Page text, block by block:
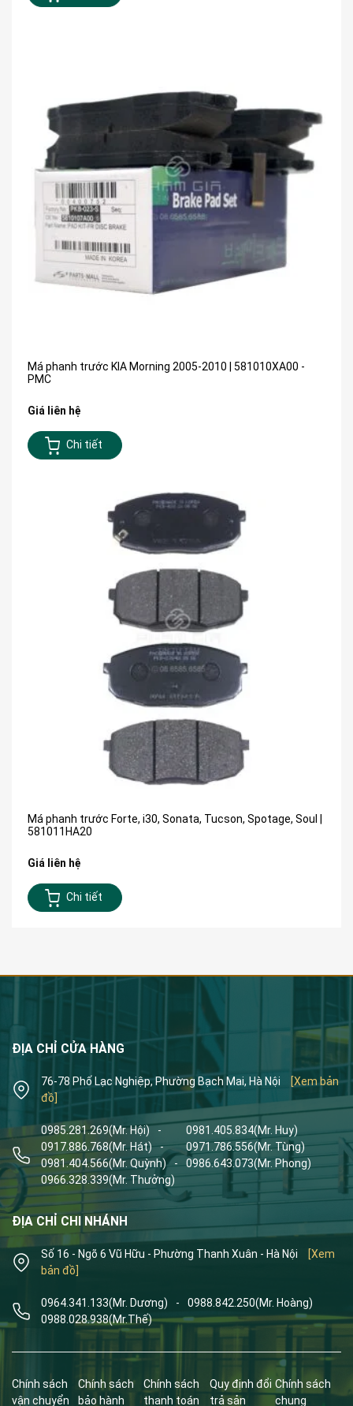
Má phanh trước KIA Morning 2005-2010 | 581010XA00 -
PMC
Giá liên hệ
Chi tiết
Má phanh trước Forte, i30, Sonata, Tucson, Spotage, Soul |
581011HA20
Giá liên hệ
Chi tiết
ĐỊA CHỈ CỬA HÀNG
76-78 Phố Lạc Nghiệp, Phường Bạch Mai, Hà Nội
[Xem bản
đồ]
0985.281.269(Mr. Hội) - 0981.405.834(Mr. Huy)
0917.886.768(Mr. Hát) - 0971.786.556(Mr. Tùng)
0981.404.566(Mr. Quỳnh) - 0986.643.073(Mr. Phong)
0966.328.339(Mr. Thưởng)
ĐỊA CHỈ CHI NHÁNH
Số 16 - Ngõ 6 Vũ Hữu - Phường Thanh Xuân - Hà Nội
[Xem
bản đồ]
0964.341.133(Mr. Dương) - 0988.842.250(Mr. Hoàng)
0988.028.938(Mr.Thế)
Chính sách
vận chuyển
Chính sách
bảo hành
Chính sách
thanh toán
Quy định đổi
trả sản
Chính sách
chung